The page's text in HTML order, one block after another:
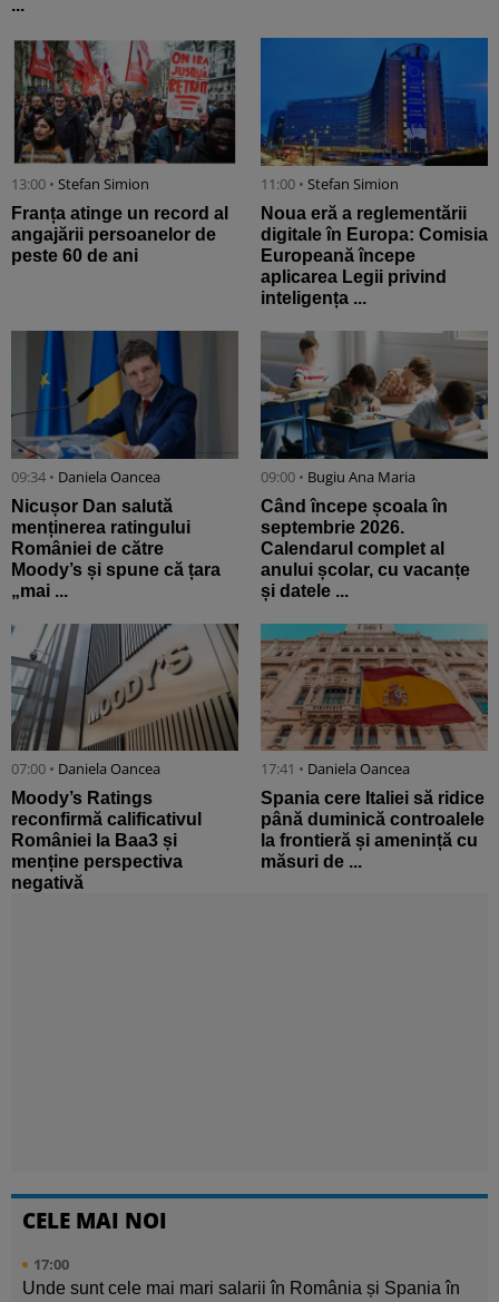
...
13:00 • Stefan Simion
Franța atinge un record al
angajării persoanelor de
peste 60 de ani
11:00 • Stefan Simion
Noua eră a reglementării
digitale în Europa: Comisia
Europeană începe
aplicarea Legii privind
inteligența ...
09:34 • Daniela Oancea
Nicușor Dan salută
menținerea ratingului
României de către
Moody’s și spune că țara
„mai ...
09:00 • Bugiu ⁠Ana Maria
Când începe școala în
septembrie 2026.
Calendarul complet al
anului școlar, cu vacanțe
și datele ...
07:00 • Daniela Oancea
Moody’s Ratings
reconfirmă calificativul
României la Baa3 și
menține perspectiva
negativă
17:41 • Daniela Oancea
Spania cere Italiei să ridice
până duminică controalele
la frontieră și amenință cu
măsuri de ...
CELE MAI NOI
17:00
Unde sunt cele mai mari salarii în România și Spania în